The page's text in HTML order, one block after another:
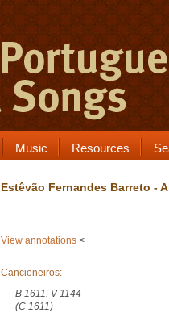
Music Resources
Estêvão Fernandes Barreto -
View annotations <
Cancioneiros:
B 1611, V 1144
(C 1611)